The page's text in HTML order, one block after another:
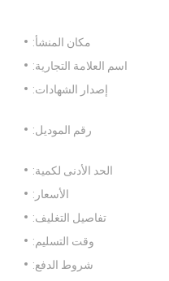
مكان المنشأ:
اسم العلامة التجارية:
إصدار الشهادات:
رقم الموديل:
الحد الأدنى لكمية:
الأسعار:
تفاصيل التغليف:
وقت التسليم:
شروط الدفع: